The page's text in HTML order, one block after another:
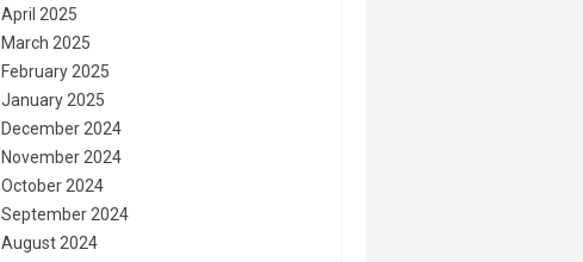
April 2025
March 2025
February 2025
January 2025
December 2024
November 2024
October 2024
September 2024
August 2024